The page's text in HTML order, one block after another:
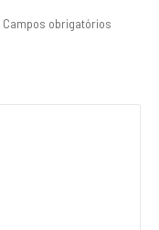
Campos obrigatórios